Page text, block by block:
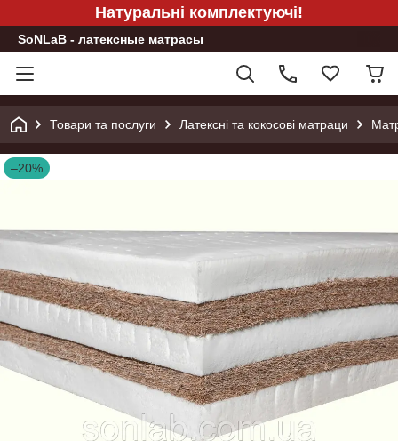
Натуральні комплектуючі!
SoNLaB - латексные матрасы
Товари та послуги Латексні та кокосові матраци
–20%